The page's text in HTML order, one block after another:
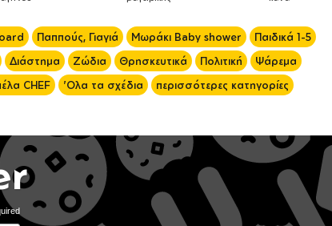
Παππούς, Γιαγιά Μωράκι Baby shower
Παιδικά 1-5
Διάστημα Ζώδια Θρησκευτικά Πολιτική
Ψάρεμα
CHEF 'Ολα τα σχέδια περισσότερες κατηγορίες